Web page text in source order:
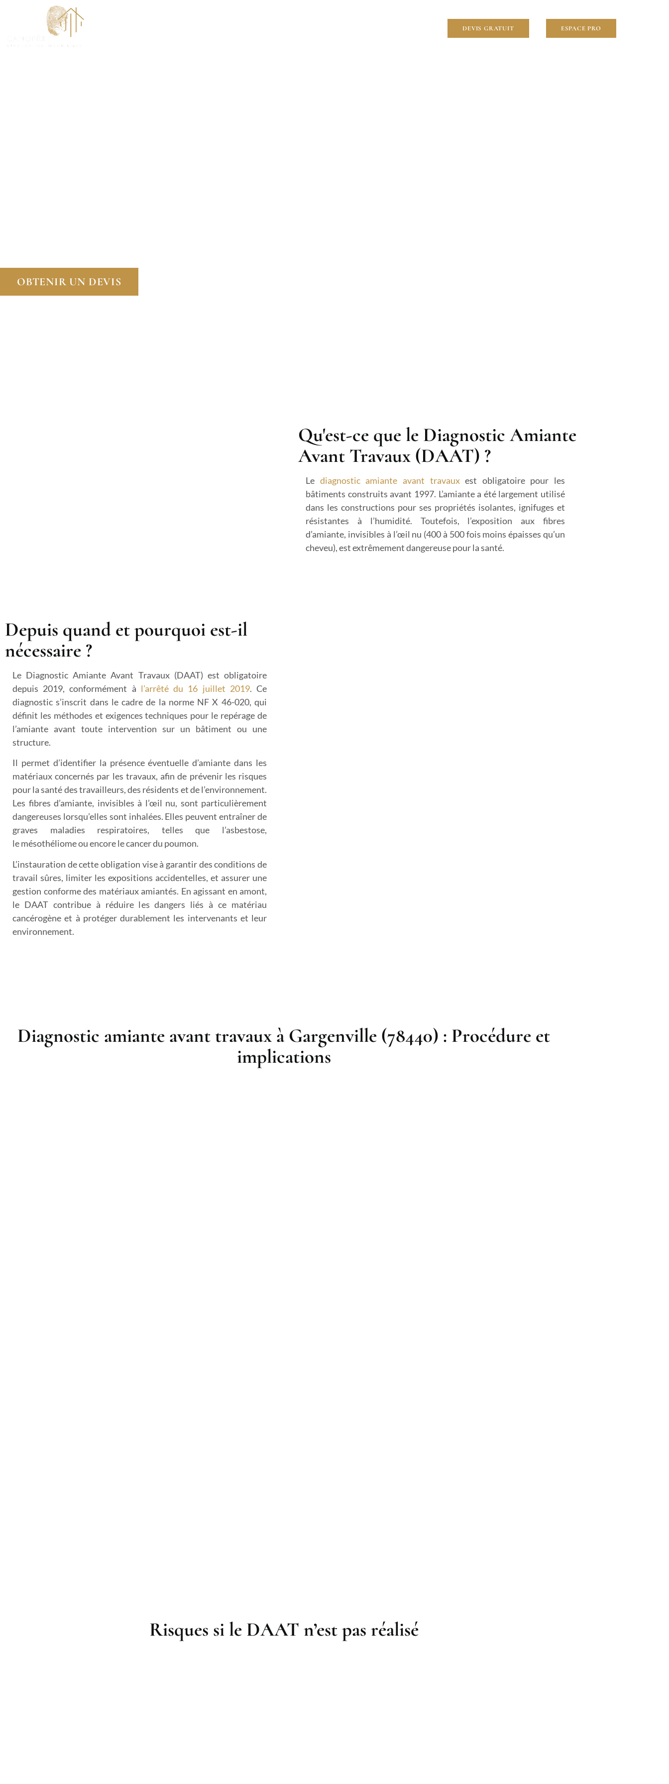
DEVIS GRATUIT ESPACE PRO
OBTENIR UN DEVIS
Qu'est-ce que le Diagnostic Amiante
Avant Travaux (DAAT) ?
Le diagnostic amiante avant travauxest obligatoire pour les
bâtiments construits avant 1997. L’amiante a été largement utilisé
dans les constructions pour ses propriétés isolantes, ignifuges et
résistantes à l’humidité. Toutefois, l’exposition aux fibres
d’amiante, invisibles à l’œil nu (400 à 500 fois moins épaisses qu’un
cheveu), est extrêmement dangereuse pour la santé.
Depuis quand et pourquoi est-il
nécessaire ?
Le Diagnostic Amiante Avant Travaux (DAAT) est obligatoire
depuis 2019, conformément à l’arrêté du 16 juillet 2019. Ce
diagnostic s’inscrit dans le cadre de la norme NF X 46-020, qui
définit les méthodes et exigences techniques pour le repérage de
l’amiante avant toute intervention sur un bâtiment ou une
structure.
Il permet d’identifier la présence éventuelle d’amiante dans les
matériaux concernés par les travaux, afin de prévenir les risques
pour la santé des travailleurs, des résidents et de l’environnement.
Les fibres d’amiante, invisibles à l’œil nu, sont particulièrement
dangereuses lorsqu’elles sont inhalées. Elles peuvent entraîner de
graves maladies respiratoires, telles que l’asbestose,
le mésothéliome ou encore le cancer du poumon.
L’instauration de cette obligation vise à garantir des conditions de
travail sûres, limiter les expositions accidentelles, et assurer une
gestion conforme des matériaux amiantés. En agissant en amont,
le DAAT contribue à réduire les dangers liés à ce matériau
cancérogène et à protéger durablement les intervenants et leur
environnement.
Diagnostic amiante avant travaux à Gargenville (78440) : Procédure et
implications
Risques si le DAAT n’est pas réalisé